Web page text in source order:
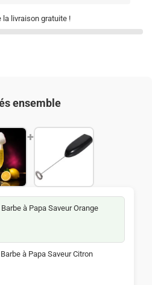
la livraison gratuite !
ensemble
+
à Papa Saveur Orange
à Papa Saveur Citron